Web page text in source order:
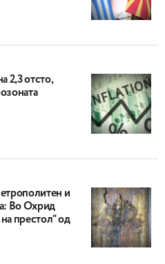
2,3 отсто,
и
Во Охрид
престол“ од